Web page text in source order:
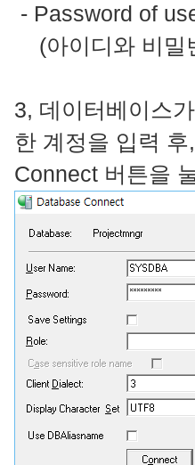
- Password of
(아이디와 비밀
3, 데이터베이스
한 계정을 입력
Connect 버튼을